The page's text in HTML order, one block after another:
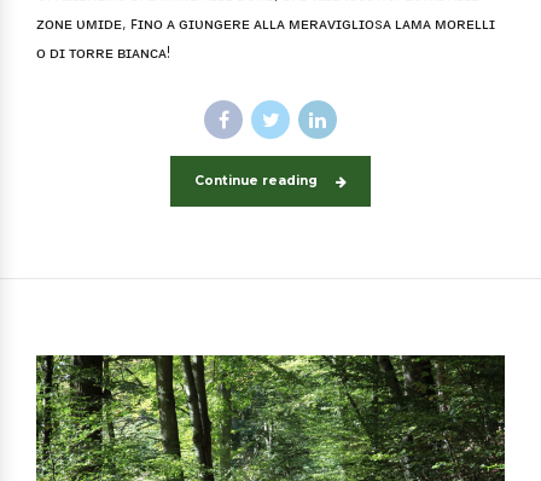
ᴢᴏɴᴇ ᴜᴍɪᴅᴇ, ꜰɪɴᴏ ᴀ ɢɪᴜɴɢᴇʀᴇ ᴀʟʟᴀ ᴍᴇʀᴀᴠɪɢʟɪᴏsᴀ ʟᴀᴍᴀ ᴍᴏʀᴇʟʟɪ
ᴏ ᴅɪ ᴛᴏʀʀᴇ ʙɪᴀɴᴄᴀ!
Continue reading